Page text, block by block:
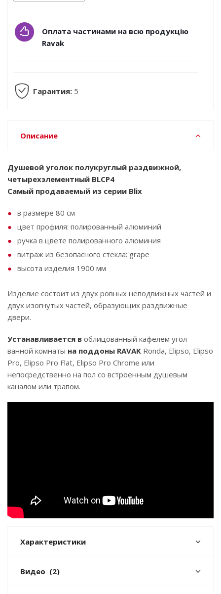
Оплата частинами на всю продукцію
Ravak
Гарантия: 5
Описание
Душевой уголок полукруглый раздвижной,
четырехэлементный BLCP4
Самый продаваемый из серии Blix
в размере 80 см
цвет профиля: полированный алюминий
ручка в цвете полированного алюминия
витраж из безопасного стекла: grape
высота изделия 1900 мм
Изделие состоит из двух ровных неподвижных частей и
двух изогнутых частей, образующих раздвижные
двери.
Устанавливается в облицованный кафелем угол
ванной комнаты на поддоны RAVAK Ronda, Elipso, Elipso
Pro, Elipso Pro Flat, Elipso Pro Chrome или
непосредственно на пол со встроенным душевым
каналом или трапом.
Характеристики
Видео (2)